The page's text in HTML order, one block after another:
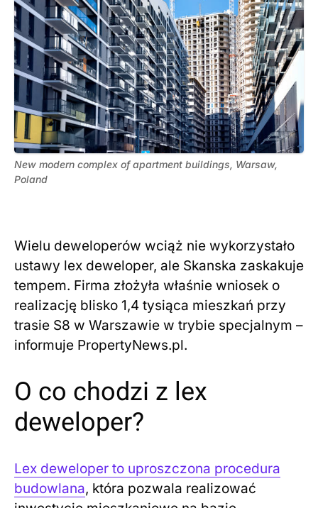
New modern complex of apartment buildings, Warsaw,
Poland
Wielu deweloperów wciąż nie wykorzystało
ustawy lex deweloper, ale Skanska zaskakuje
tempem. Firma złożyła właśnie wniosek o
realizację blisko 1,4 tysiąca mieszkań przy
trasie S8 w Warszawie w trybie specjalnym –
informuje PropertyNews.pl.
O co chodzi z lex
deweloper?
Lex deweloper to uproszczona procedura
budowlana, która pozwala realizować